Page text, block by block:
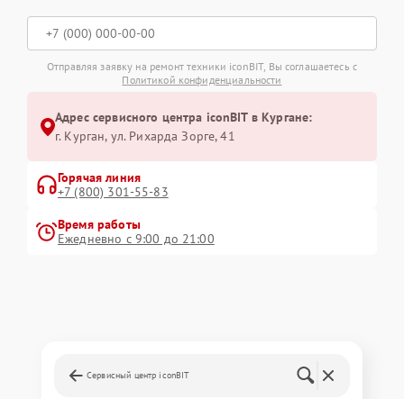
Отправляя заявку на ремонт техники iconBIT, Вы соглашаетесь с
Политикой конфиденциальности
Адрес сервисного центра iconBIT в Кургане:
г. Курган, ул. Рихарда Зорге, 41
Горячая линия
+7 (800) 301-55-83
Время работы
Ежедневно с 9:00 до 21:00
Сервисный центр iconBIT